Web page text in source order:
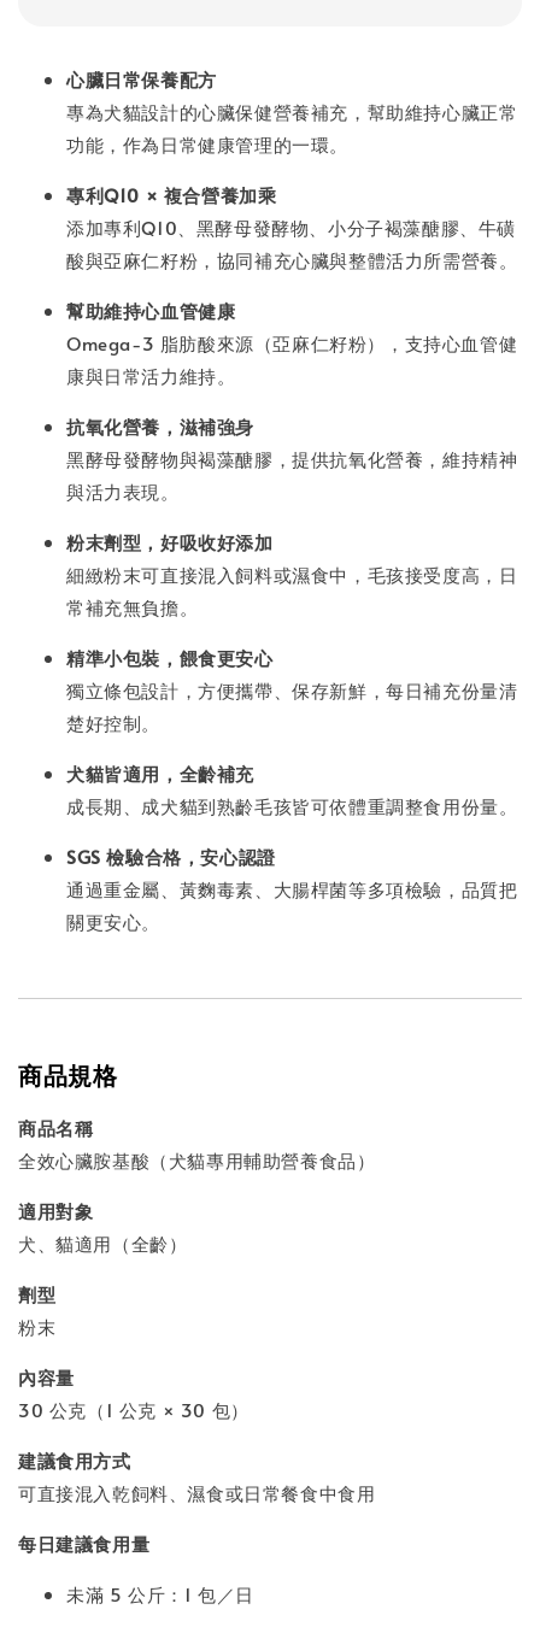
心臟日常保養配方
專為犬貓設計的心臟保健營養補充，幫助維持心臟正常
功能，作為日常健康管理的一環。
專利Q10 × 複合營養加乘
添加專利Q10、黑酵母發酵物、小分子褐藻醣膠、牛磺
酸與亞麻仁籽粉，協同補充心臟與整體活力所需營養。
幫助維持心血管健康
Omega-3 脂肪酸來源（亞麻仁籽粉），支持心血管健
康與日常活力維持。
抗氧化營養，滋補強身
黑酵母發酵物與褐藻醣膠，提供抗氧化營養，維持精神
與活力表現。
粉末劑型，好吸收好添加
細緻粉末可直接混入飼料或濕食中，毛孩接受度高，日
常補充無負擔。
精準小包裝，餵食更安心
獨立條包設計，方便攜帶、保存新鮮，每日補充份量清
楚好控制。
犬貓皆適用，全齡補充
成長期、成犬貓到熟齡毛孩皆可依體重調整食用份量。
SGS 檢驗合格，安心認證
通過重金屬、黃麴毒素、大腸桿菌等多項檢驗，品質把
關更安心。
商品規格
商品名稱
全效心臟胺基酸（犬貓專用輔助營養食品）
適用對象
犬、貓適用（全齡）
劑型
粉末
內容量
30 公克（1 公克 × 30 包）
建議食用方式
可直接混入乾飼料、濕食或日常餐食中食用
每日建議食用量
未滿 5 公斤：1 包／日